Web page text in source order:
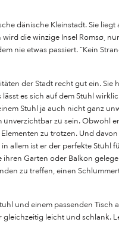
dänische Kleinstadt. Sie liegt
die winzige Insel Romsø,
nie etwas passiert. “Kein
der Stadt recht gut ein. Sie
es sich auf dem Stuhl
Stuhl ja auch nicht ganz
unverzichtbar zu sein. Obwohl
zu trotzen. Und
in allem ist er der perfekte Stuhl
Garten oder Balkon
zu treffen, einen
und einem passenden Tisch
leicht und schlank.